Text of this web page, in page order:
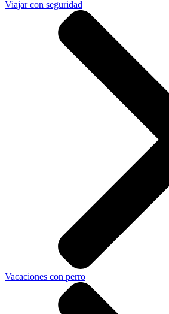
Viajar con seguridad
Vacaciones con perro